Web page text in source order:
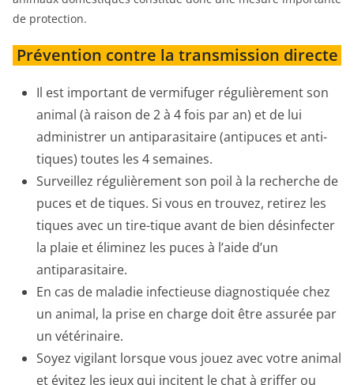
de protection.
Prévention contre la transmission directe
Il est important de vermifuger régulièrement son
animal (à raison de 2 à 4 fois par an) et de lui
administrer un antiparasitaire (antipuces et anti-
tiques) toutes les 4 semaines.
Surveillez régulièrement son poil à la recherche de
puces et de tiques. Si vous en trouvez, retirez les
tiques avec un tire-tique avant de bien désinfecter
la plaie et éliminez les puces à l’aide d’un
antiparasitaire.
En cas de maladie infectieuse diagnostiquée chez
un animal, la prise en charge doit être assurée par
un vétérinaire.
Soyez vigilant lorsque vous jouez avec votre animal
et évitez les jeux qui incitent le chat à griffer ou